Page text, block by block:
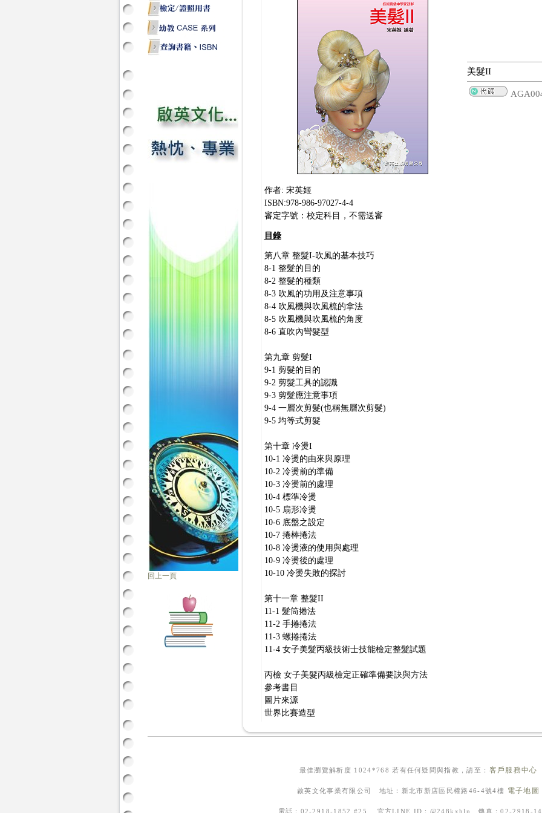
回上一頁
美髮II
作者: 宋英姬
ISBN:978-986-97027-4-4
審定字號：校定科目，不需送審
目錄
第八章 整髮I-吹風的基本技巧
8-1 整髮的目的
8-2 整髮的種類
8-3 吹風的功用及注意事項
8-4 吹風機與吹風梳的拿法
8-5 吹風機與吹風梳的角度
8-6 直吹內彎髮型
第九章 剪髮I
9-1 剪髮的目的
9-2 剪髮工具的認識
9-3 剪髮應注意事項
9-4 一層次剪髮(也稱無層次剪髮)
9-5 均等式剪髮
第十章 冷燙I
10-1 冷燙的由來與原理
10-2 冷燙前的準備
10-3 冷燙前的處理
10-4 標準冷燙
10-5 扇形冷燙
10-6 底盤之設定
10-7 捲棒捲法
10-8 冷燙液的使用與處理
10-9 冷燙後的處理
10-10 冷燙失敗的探討
第十一章 整髮II
11-1 髮筒捲法
11-2 手捲捲法
11-3 螺捲捲法
11-4 女子美髮丙級技術士技能檢定整髮試題
丙檢 女子美髮丙級檢定正確準備要訣與方法
參考書目
圖片來源
世界比賽造型
最佳瀏覽解析度 1024*768 若有任何疑問與指教，請至： 客戶服務中心
啟英文化事業有限公司 地址：新北市新店區民權路46-4號4樓 電子地圖
電話：02-2918-1852 #25 官方LINE ID：@248kxhln 傳真：02-2918-